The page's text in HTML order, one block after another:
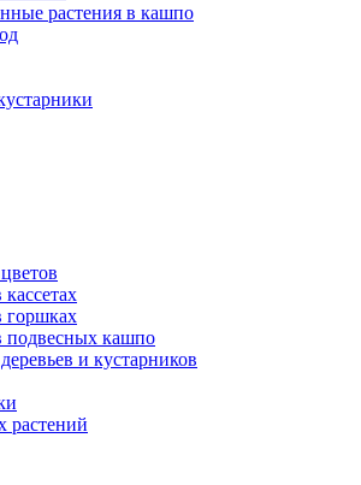
растения в кашпо
горшках
подвесных кашпо
и кустарников
растений